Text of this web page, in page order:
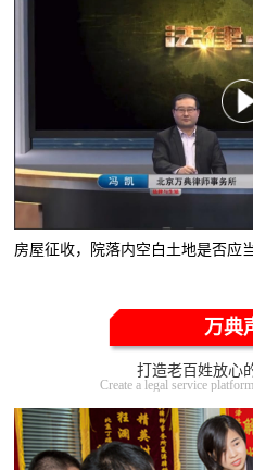
房屋征收，院落内空白土地是否应
万典
打造老百姓放心
Create a legal service